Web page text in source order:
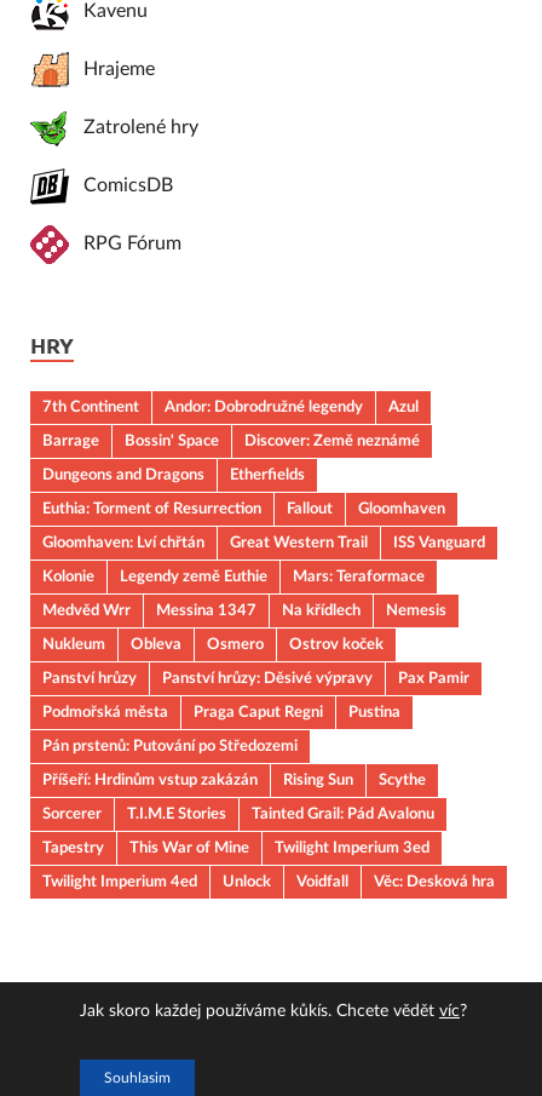
Kavenu
Hrajeme
Zatrolené hry
ComicsDB
RPG Fórum
HRY
7th Continent Andor: Dobrodružné legendy
Azul
Barrage
Bossin' Space
Discover: Země neznámé
Dungeons and Dragons
Etherfields
Euthia: Torment of Resurrection
Fallout
Gloomhaven
Gloomhaven: Lví chřtán
Great Western Trail
ISS Vanguard
Kolonie
Legendy země Euthie
Mars: Teraformace
Medvěd Wrr
Messina 1347 Na křídlech
Nemesis
Nukleum
Obleva Osmero
Ostrov koček
Panství hrůzy
Panství hrůzy: Děsivé výpravy
Pax Pamir
Podmořská města
Praga Caput Regni
Pustina
Pán prstenů: Putování po Středozemi
Příšeří: Hrdinům vstup zakázán
Rising Sun
Scythe
Sorcerer
T.I.M.E Stories
Tainted Grail: Pád Avalonu
Tapestry
This War of Mine
Twilight Imperium 3ed
Twilight Imperium 4ed
Unlock Voidfall Věc: Desková hra
Powered byWordPress
Jak skoro každej používáme kůkís. Chcete vědět víc?
Souhlasim